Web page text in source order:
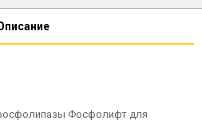
Фосфолифт для